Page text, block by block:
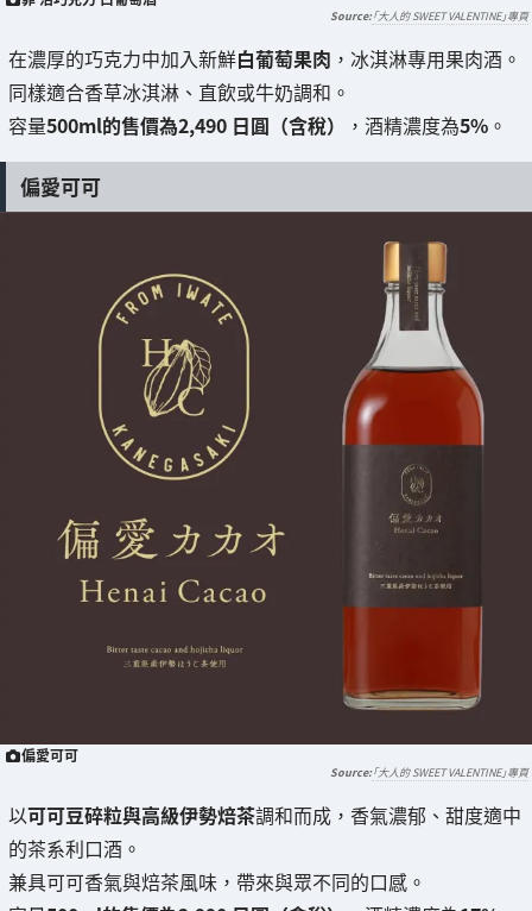
「大人的 SWEET VALENTINE」專頁
在濃厚的巧克力中加入新鮮白葡萄果肉 ，冰淇淋專用果肉酒。
同樣適合香草冰淇淋、直飲或牛奶調和。
容量500ml的售價為2,490 日圓（含稅） ，酒精濃度為5% 。
偏愛可可
偏愛可可
「大人的 SWEET VALENTINE」專頁
以可可豆碎粒與高級伊勢焙茶調和而成，香氣濃郁、甜度適中
的茶系利口酒。
兼具可可香氣與焙茶風味，帶來與眾不同的口感。